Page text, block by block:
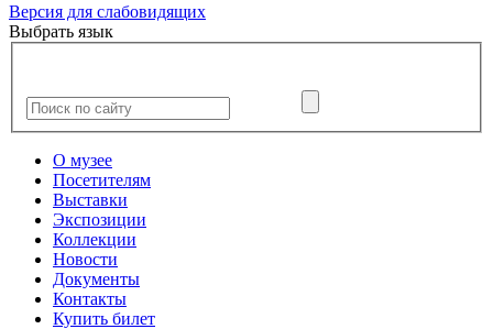
Версия для слабовидящих
Выбрать язык
О музее
Посетителям
Выставки
Экспозиции
Коллекции
Новости
Документы
Контакты
Купить билет